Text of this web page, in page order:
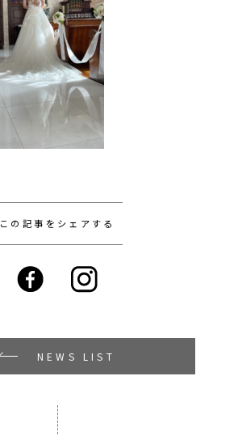
この記事をシェアする
NEWS LIST